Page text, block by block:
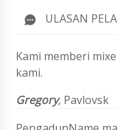
ULASAN
Kami memberi
kami.
Gregory, Pavlovsk